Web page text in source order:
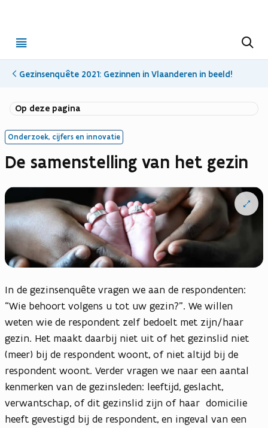
menu
Gezinsenquête 2021: Gezinnen in Vlaanderen in beeld!
Op deze pagina
Onderzoek, cijfers en innovatie
De samenstelling van het gezin
Open
vergrote
In de gezinsenquête vragen we aan de respondenten:
“Wie behoort volgens u tot uw gezin?”. We willen
weten wie de respondent zelf bedoelt met zijn/haar
gezin. Het maakt daarbij niet uit of het gezinslid niet
(meer) bij de respondent woont, of niet altijd bij de
respondent woont. Verder vragen we naar een aantal
kenmerken van de gezinsleden: leeftijd, geslacht,
verwantschap, of dit gezinslid zijn of haar domicilie
heeft gevestigd bij de respondent, en ingeval van een